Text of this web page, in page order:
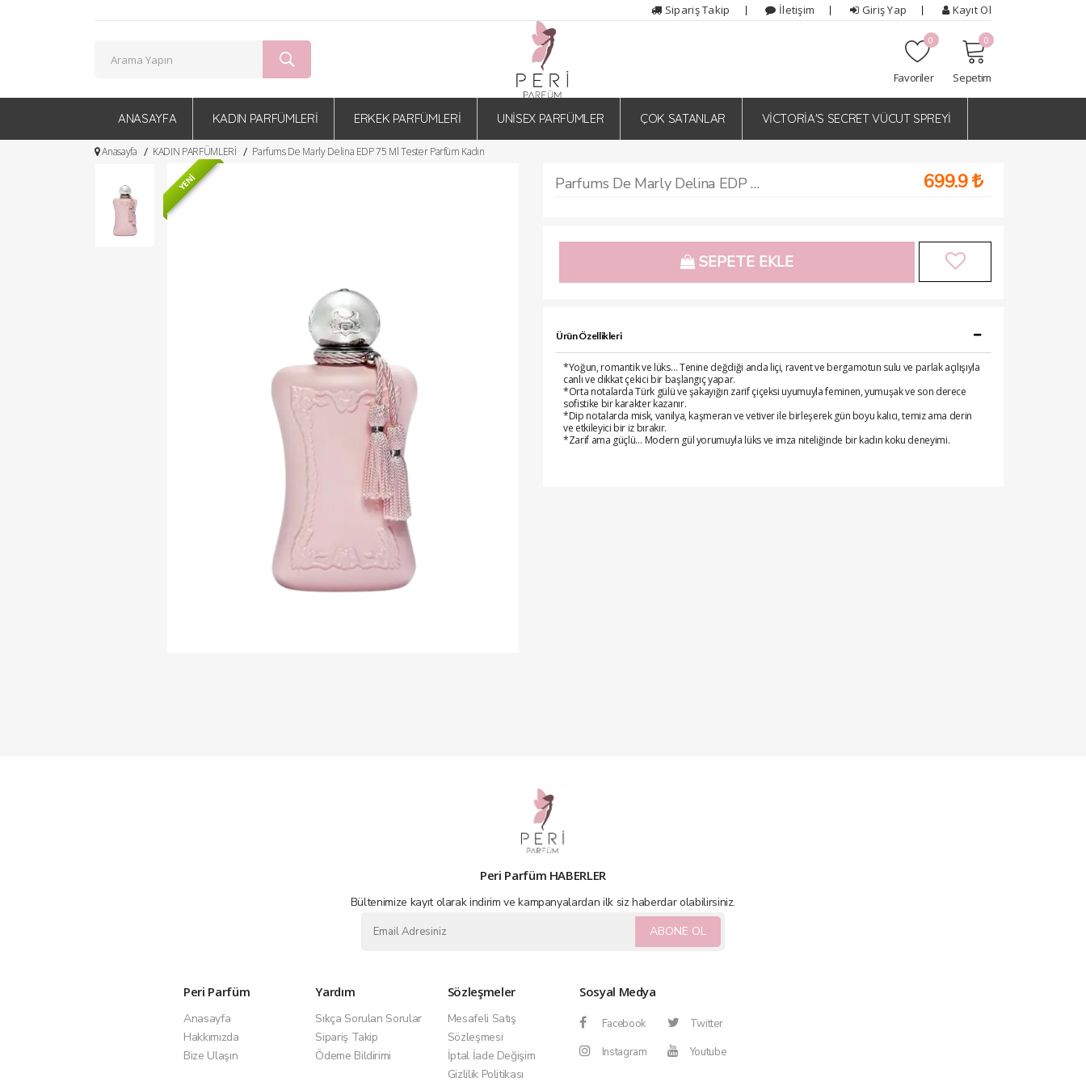
Sipariş Takip İletişim Giriş Yap Kayıt Ol
Favoriler
0
Sepetim
0
ANASAYFA KADIN PARFÜMLERİ ERKEK PARFÜMLERİ UNİSEX PARFÜMLER ÇOK SATANLAR VİCTORİA'S SECRET VÜCUT SPREYİ
Anasayfa KADIN PARFÜMLERİ Parfums De Marly Delina EDP 75 Ml Tester Parfüm Kadın
YENİ Parfums De Marly Delina EDP 75 ml Tester Parfüm Kadın 699.9
SEPETE EKLE
Ürün Özellikleri
*Yoğun, romantik ve lüks… Tenine değdiği anda liçi, ravent ve bergamotun sulu ve parlak açılışıyla
canlı ve dikkat çekici bir başlangıç yapar.
*Orta notalarda Türk gülü ve şakayığın zarif çiçeksi uyumuyla feminen, yumuşak ve son derece
sofistike bir karakter kazanır.
*Dip notalarda misk, vanilya, kaşmeran ve vetiver ile birleşerek gün boyu kalıcı, temiz ama derin
ve etkileyici bir iz bırakır.
*Zarif ama güçlü… Modern gül yorumuyla lüks ve imza niteliğinde bir kadın koku deneyimi.
Peri Parfüm HABERLER
Bültenimize kayıt olarak indirim ve kampanyalardan ilk siz haberdar olabilirsiniz.
ABONE OL
Peri Parfüm
Anasayfa
Hakkımızda
Bize Ulaşın
Yardım
Sıkça Sorulan Sorular
Sipariş Takip
Ödeme Bildirimi
Sözleşmeler
Mesafeli Satış
Sözleşmesi
İptal İade Değişim
Gizlilik Politikası
Sosyal Medya
Facebook
Twitter
Instagram
Youtube